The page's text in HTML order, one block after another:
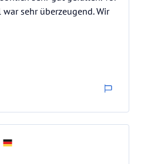
sehr überzeugend. Wir